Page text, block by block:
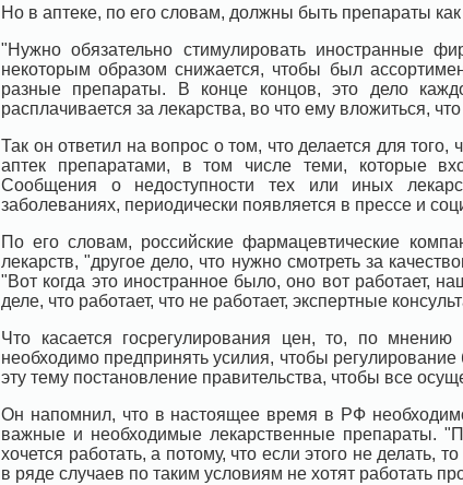
Но в аптеке, по его словам, должны быть препараты
"Нужно обязательно стимулировать иностранные
некоторым образом снижается, чтобы был
разные препараты. В конце концов, это дело
расплачивается за лекарства, во что ему вложиться,
Так он ответил на вопрос о том, что делается для
аптек препаратами, в том числе теми, которые
Сообщения о недоступности тех или иных
заболеваниях, периодически появляется в прессе и
По его словам, российские фармацевтические
лекарств, "другое дело, что нужно смотреть за
"Вот когда это иностранное было, оно вот работает,
деле, что работает, что не работает, экспертные
Что касается госрегулирования цен, то, по
необходимо предпринять усилия, чтобы
эту тему постановление правительства, чтобы все
Он напомнил, что в настоящее время в РФ
важные и необходимые лекарственные препараты.
хочется работать, а потому, что если этого не
в ряде случаев по таким условиям не хотят работать